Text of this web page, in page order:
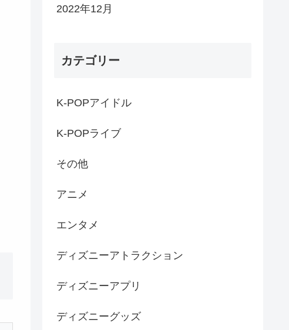
2022年12月
カテゴリー
K-POPアイドル
K-POPライブ
その他
アニメ
エンタメ
ディズニーアトラクション
ディズニーアプリ
ディズニーグッズ